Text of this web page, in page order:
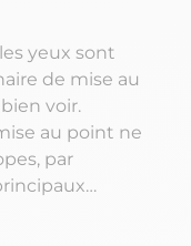
yeux sont
de mise au
voir.
au point ne
par